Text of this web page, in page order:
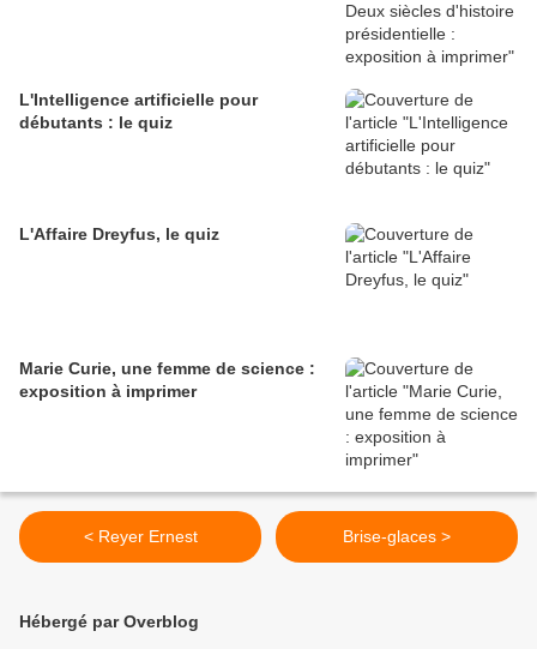
L'Intelligence artificielle pour
débutants : le quiz
L'Affaire Dreyfus, le quiz
Marie Curie, une femme de science :
exposition à imprimer
< Reyer Ernest Brise-glaces >
Hébergé par Overblog